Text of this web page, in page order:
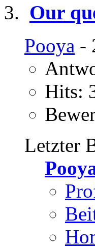
Our
Pooya -
Hits:
Letzter